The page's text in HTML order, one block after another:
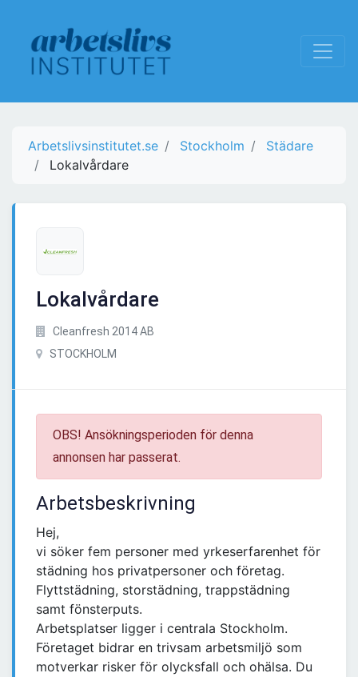
Arbetslivsinstitutet.se Stockholm
Städare
Lokalvårdare
Lokalvårdare
Cleanfresh 2014 AB
STOCKHOLM
OBS! Ansökningsperioden för denna
annonsen har passerat.
Arbetsbeskrivning
Hej,
vi söker fem personer med yrkeserfarenhet för
städning hos privatpersoner och företag.
Flyttstädning, storstädning, trappstädning
samt fönsterputs.
Arbetsplatser ligger i centrala Stockholm.
Företaget bidrar en trivsam arbetsmiljö som
motverkar risker för olycksfall och ohälsa. Du